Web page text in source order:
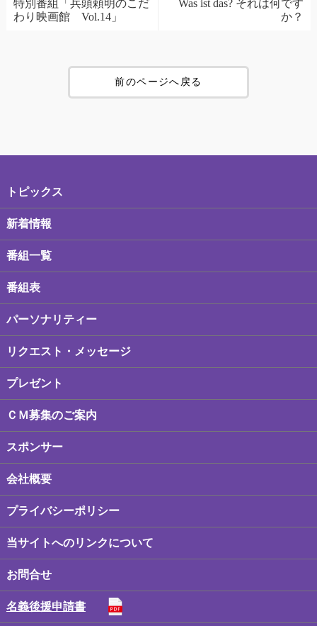
特別番組「兵頭頼明のこだ
わり映画館 Vol.14」
Was ist das? それは何です
か？
前のページへ戻る
トピックス
新着情報
番組一覧
番組表
パーソナリティー
リクエスト・メッセージ
プレゼント
ＣＭ募集のご案内
スポンサー
会社概要
プライバシーポリシー
当サイトへのリンクについて
お問合せ
名義後援申請書